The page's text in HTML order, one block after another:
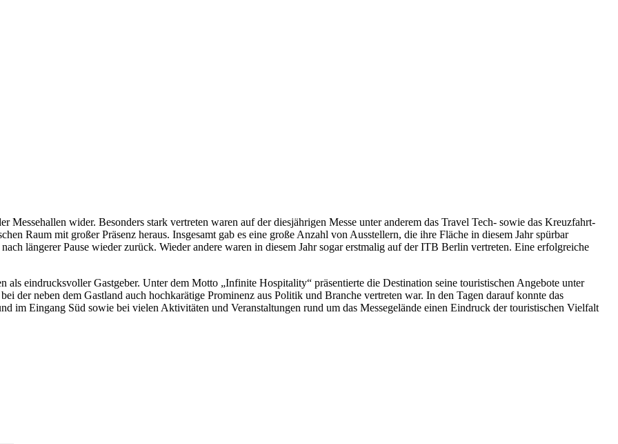
Messehallen wider. Besonders stark vertreten waren auf der diesjährigen Messe unter anderem das Travel Tech- sowie das Kreuzfahrt-
Raum mit großer Präsenz heraus. Insgesamt gab es eine große Anzahl von Ausstellern, die ihre Fläche in diesem Jahr spürbar
längerer Pause wieder zurück. Wieder andere waren in diesem Jahr sogar erstmalig auf der ITB Berlin vertreten. Eine erfolgreiche
eindrucksvoller Gastgeber. Unter dem Motto „Infinite Hospitality“ präsentierte die Destination seine touristischen Angebote unter
der neben dem Gastland auch hochkarätige Prominenz aus Politik und Branche vertreten war. In den Tagen darauf konnte das
im Eingang Süd sowie bei vielen Aktivitäten und Veranstaltungen rund um das Messegelände einen Eindruck der touristischen Vielfalt